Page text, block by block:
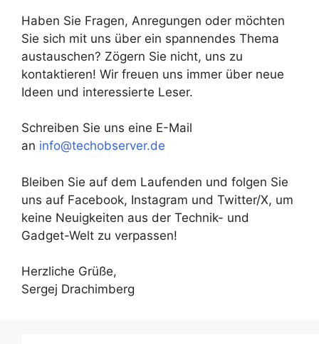
Haben Sie Fragen, Anregungen oder möchten
Sie sich mit uns über ein spannendes Thema
austauschen? Zögern Sie nicht, uns zu
kontaktieren! Wir freuen uns immer über neue
Ideen und interessierte Leser.
Schreiben Sie uns eine E-Mail
an info@techobserver.de
Bleiben Sie auf dem Laufenden und folgen Sie
uns auf Facebook, Instagram und Twitter/X, um
keine Neuigkeiten aus der Technik- und
Gadget-Welt zu verpassen!
Herzliche Grüße,
Sergej Drachimberg